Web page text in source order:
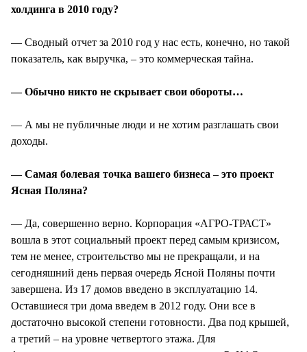
холдинга в 2010 году?
— Сводный отчет за 2010 год у нас есть, конечно, но такой
показатель, как выручка, – это коммерческая тайна.
— Обычно никто не скрывает свои обороты…
— А мы не публичные люди и не хотим разглашать свои
доходы.
— Самая болевая точка вашего бизнеса – это проект
Ясная Поляна?
— Да, совершенно верно. Корпорация «АГРО-ТРАСТ»
вошла в этот социальный проект перед самым кризисом,
тем не менее, строительство мы не прекращали, и на
сегодняшний день первая очередь Ясной Поляны почти
завершена. Из 17 домов введено в эксплуатацию 14.
Оставшиеся три дома введем в 2012 году. Они все в
достаточно высокой степени готовности. Два под крышей,
а третий – на уровне четвертого этажа. Для